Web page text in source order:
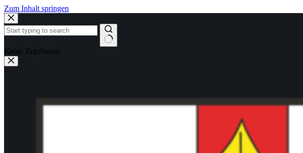
Zum Inhalt springen
Keine Ergebnisse